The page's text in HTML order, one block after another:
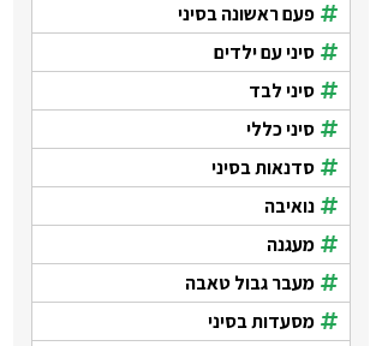
פעם ראשונה בסיני
סיני עם ילדים
סיני לבד
סיני כללי
סדנאות בסיני
נואיבה
מעגנה
מעבר גבול טאבה
מסעדות בסיני